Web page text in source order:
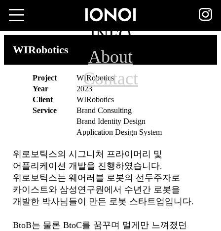
INFO
About
Contact
WIRobotics
Project
WIRobotics
Year
2023
Client
WIRobotics
Service
Brand Consulting
Brand Identity Design
Application Design System
위로보틱스의 시그니처 프라이머리 및
어플리케이션 개발을 진행하였습니다.
위로보틱스는 웨어러블 로봇의 선두주자로
카이스트와 삼성연구원에서 수년간 로봇을
개발한 박사님들이 만든 로봇 스타트업입니다.
BtoB는 물론 BtoC를 꿈꾸며 멀게만 느껴졌던